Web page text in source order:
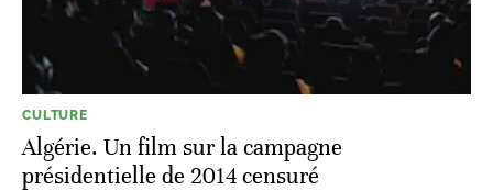
CULTURE
Algérie. Un film sur la campagne
présidentielle de 2014 censuré